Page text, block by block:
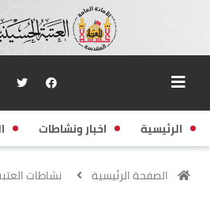
الرئيسية اخبار ونشاطات
الصفحة الرئيسية نشاطات